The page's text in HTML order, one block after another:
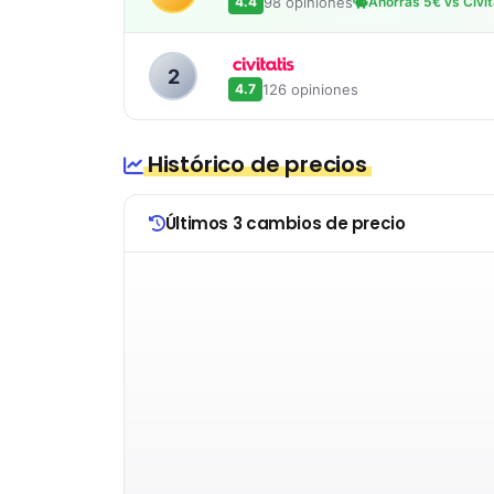
2
4.7 126 opiniones
Histórico de precios
Últimos 3 cambios de precio